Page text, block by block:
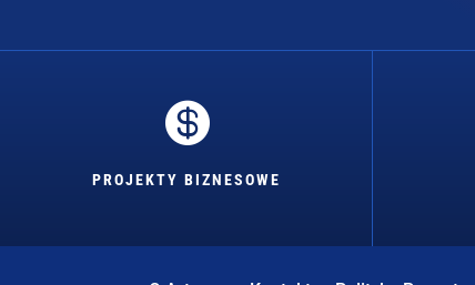

PROJEKTY BIZNESOWE